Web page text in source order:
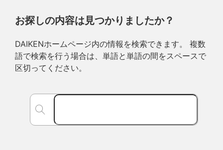
お探しの内容は見つかりましたか？
DAIKENホームページ内の情報を検索できます。 複数
語で検索を行う場合は、単語と単語の間をスペースで
区切ってください。